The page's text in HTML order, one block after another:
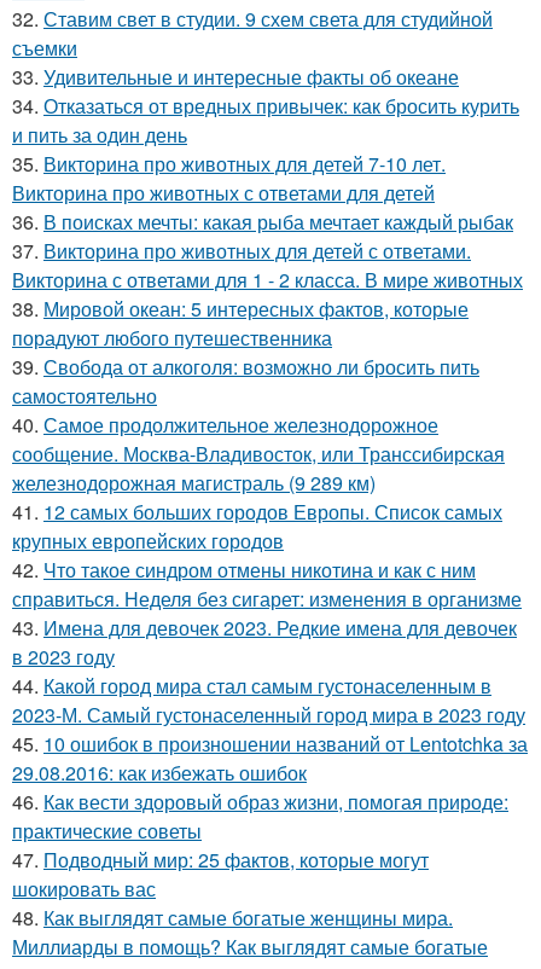
32. Ставим свет в студии. 9 схем света для студийной
съемки
33. Удивительные и интересные факты об океане
34. Отказаться от вредных привычек: как бросить курить
и пить за один день
35. Викторина про животных для детей 7-10 лет.
Викторина про животных с ответами для детей
36. В поисках мечты: какая рыба мечтает каждый рыбак
37. Викторина про животных для детей с ответами.
Викторина с ответами для 1 - 2 класса. В мире животных
38. Мировой океан: 5 интересных фактов, которые
порадуют любого путешественника
39. Свобода от алкоголя: возможно ли бросить пить
самостоятельно
40. Самое продолжительное железнодорожное
сообщение. Москва-Владивосток, или Транссибирская
железнодорожная магистраль (9 289 км)
41. 12 самых больших городов Европы. Список самых
крупных европейских городов
42. Что такое синдром отмены никотина и как с ним
справиться. Неделя без сигарет: изменения в организме
43. Имена для девочек 2023. Редкие имена для девочек
в 2023 году
44. Какой город мира стал самым густонаселенным в
2023-М. Самый густонаселенный город мира в 2023 году
45. 10 ошибок в произношении названий от Lentotchka за
29.08.2016: как избежать ошибок
46. Как вести здоровый образ жизни, помогая природе:
практические советы
47. Подводный мир: 25 фактов, которые могут
шокировать вас
48. Как выглядят самые богатые женщины мира.
Миллиарды в помощь? Как выглядят самые богатые